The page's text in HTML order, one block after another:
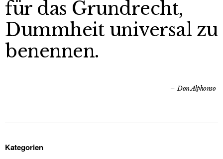
für das Grundrecht,
Dummheit universal zu
benennen.
Don Alphonso
Kategorien